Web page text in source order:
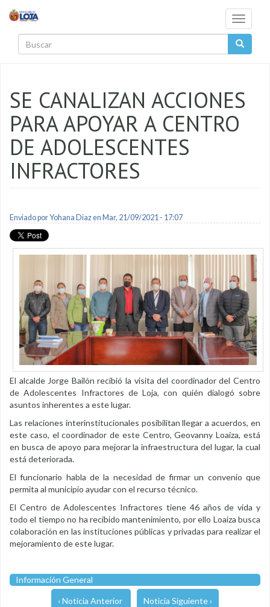
Toggle
SE CANALIZAN ACCIONES
PARA APOYAR A CENTRO
DE ADOLESCENTES
INFRACTORES
Enviado porYohana Diazen Mar, 21/09/2021 - 17:07
El alcalde Jorge Bailón recibió la visita del coordinador del Centro
de Adolescentes Infractores de Loja, con quién dialogó sobre
asuntos inherentes a este lugar.
Las relaciones interinstitucionales posibilitan llegar a acuerdos, en
este caso, el coordinador de este Centro, Geovanny Loaiza, está
en busca de apoyo para mejorar la infraestructura del lugar, la cual
está deteriorada.
El funcionario habla de la necesidad de firmar un convenio que
permita al municipio ayudar con el recurso técnico.
El Centro de Adolescentes Infractores tiene 46 años de vida y
todo el tiempo no ha recibido mantenimiento, por ello Loaiza busca
colaboración en las instituciones públicas y privadas para realizar el
mejoramiento de este lugar.
Información General
‹ Noticia Anterior Noticia Siguiente ›